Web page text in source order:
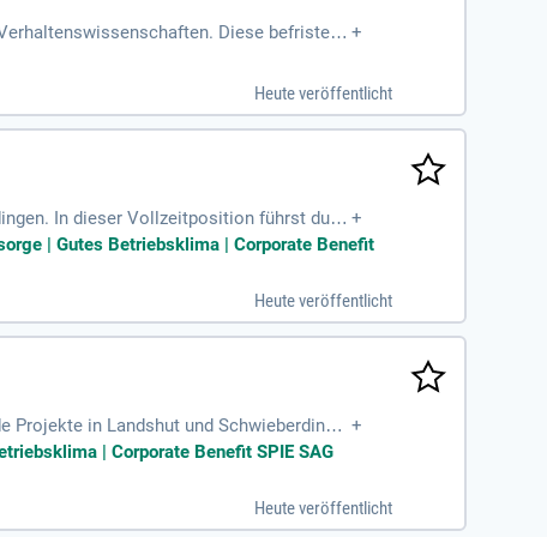
Diese befristete
und Durchführung von Lehrveranstaltung
beträgt 19 Semesterwochenstunden.
ist die Beratung von Studierenden
+
Heute veröffentlicht
In dieser Vollzeitposition führst du G
ist entscheidend, um die Projekte z
transparenten Ablauf, indem du eng
die Einhaltung unserer hohen HSE
der Baustellen – dein Beitrag ist unverzich
+
| Gutes Betriebsklima | Corporate Benefit
Heute veröffentlicht
in Landshut und Schwieberdinge
Modernisierungsprojekten im Hochspan
Zudem koordinierst du Subunternehme
+
| Corporate Benefit SPIE SAG
Heute veröffentlicht